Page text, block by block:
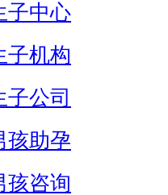
子中心
子机构
公司
孩助孕
孩咨询